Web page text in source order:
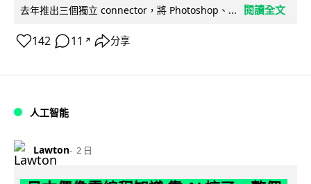
去年推出三個獨立 connector，將 Photoshop、...
閱讀全文
142 11 ↗ 分享
人工智能
Lawton 2 日